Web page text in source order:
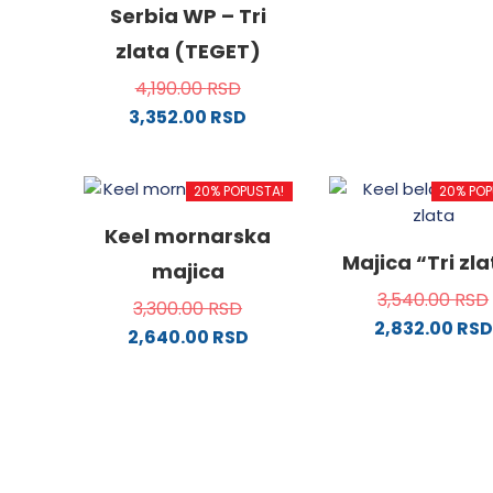
Serbia WP – Tri
zlata (TEGET)
4,190.00RSD
3,352.00 RSD
ima
varijanti.
Opcije
mogu
biti
na
stranici
20% POPUSTA!
Keel mornarska
majica
3,300.00RSD
2,640.00 RSD
20%
Majica “Tri
3,540.00RSD
2,832.00 RSD